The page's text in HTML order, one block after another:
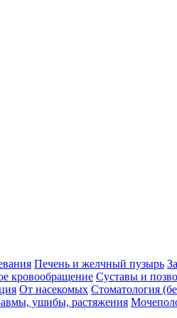
Печень и желчный пузырь
кровообращение Суставы и
От насекомых Стоматология
ушибы, растяжения